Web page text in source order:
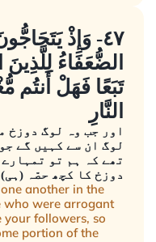
٤٧- وَإِذْ
الضُّعَفَاءُ لِلَّذِينَ
تَبَعًا فَهَلْ أَنتُم
النَّارِ
اور جب وہ لوگ دوزخ
لوگ ان سے کہیں گے
تھے کہ ہم تو
دوزخ کا کچھ حصّہ
another in the
who were arrogant
your followers, so
portion of the